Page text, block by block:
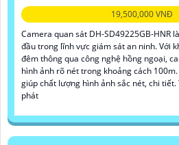
19,500,000 VNĐ
Camera quan sát DH-SD49225GB-HNR
đầu trong lĩnh vực giám sát an ninh. Với
đêm thông qua công nghệ hồng ngoại,
hình ảnh rõ nét trong khoảng cách
giúp chất lượng hình ảnh sắc nét, chi
phát